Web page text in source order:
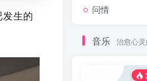
生的
问情
音乐 治愈心
家有仙妻主题曲
倚天屠龙记主题
渴望主题曲